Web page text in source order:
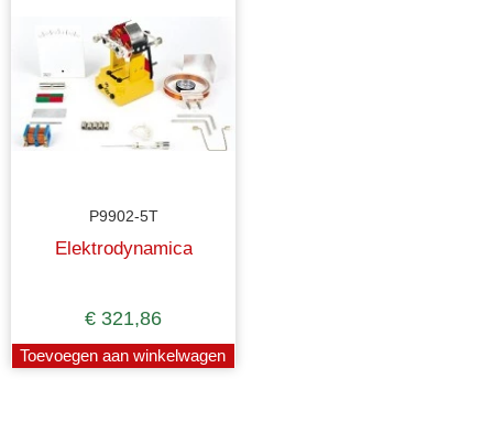
P9902-5T
Elektrodynamica
€ 321,86
Toevoegen aan winkelwagen